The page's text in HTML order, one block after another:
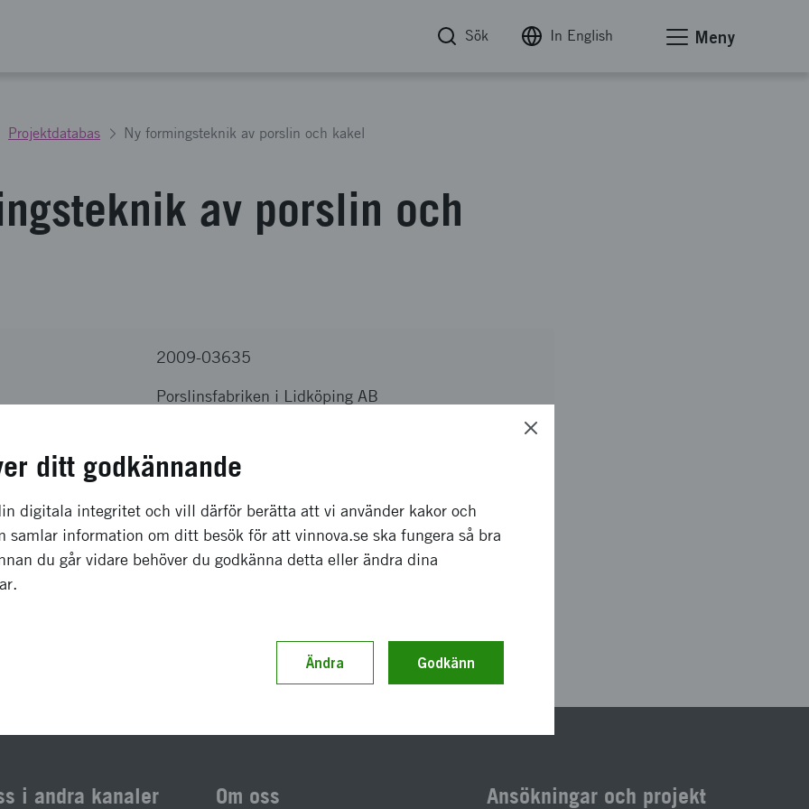
Sök In English Meny
Projektdatabas Ny formingsteknik av porslin och kakel
av porslin och
2009-03635
Porslinsfabriken i Lidköping AB
november 2009
Avslutat
Diarienummer 2009-03635
i andra kanaler Om oss Ansökningar och projekt
ditt godkännande
digitala integritet och vill därför berätta att vi använder kakor och
samlar information om ditt besök för att vinnova.se ska fungera så bra
du går vidare behöver du godkänna detta eller ändra dina
Ändra Godkänn